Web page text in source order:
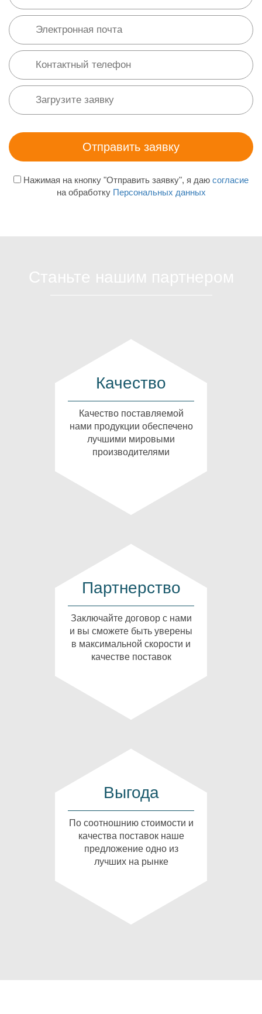
Нажимая на кнопку "Отправить заявку", я даю согласие
на обработку Персональных данных
Качество
Качество поставляемой
нами продукции обеспечено
лучшими мировыми
производителями
Партнерство
Заключайте договор с нами
и вы сможете быть уверены
в максимальной скорости и
качестве поставок
Выгода
По соотношнию стоимости и
качества поставок наше
предложение одно из
лучших на рынке